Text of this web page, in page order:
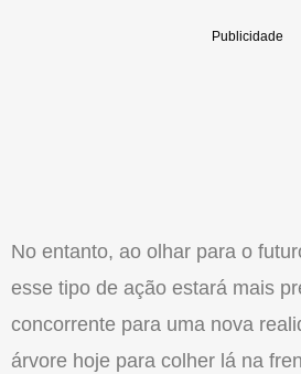
No entanto, ao olhar para o
esse tipo de ação estará mais
concorrente para uma nova
árvore hoje para colher lá na